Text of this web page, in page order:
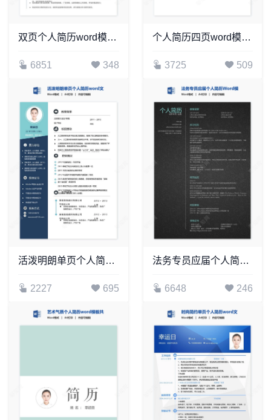
双页个人简历word模板(12)
6851 348
个人简历四页word模板(13)
3725 509
活泼明朗单页个人简历word文档(7)
2227 695
法务专员应届个人简历Word模板
6648 246